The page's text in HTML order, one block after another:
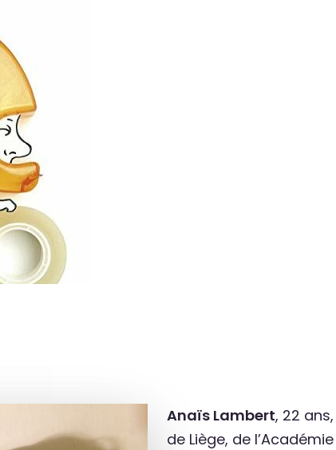
Anaïs Lambert, 22
de Liège, de